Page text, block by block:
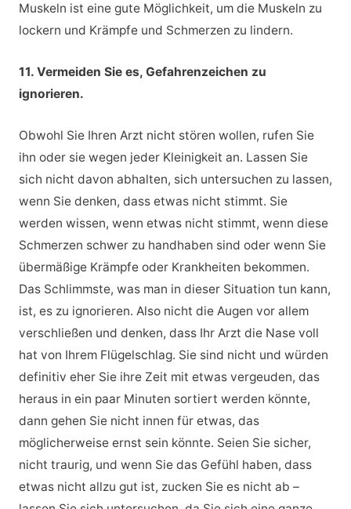
Muskeln ist eine gute Möglichkeit, um die Muskeln zu
lockern und Krämpfe und Schmerzen zu lindern.
11. Vermeiden Sie es, Gefahrenzeichen zu
ignorieren.
Obwohl Sie Ihren Arzt nicht stören wollen, rufen Sie
ihn oder sie wegen jeder Kleinigkeit an. Lassen Sie
sich nicht davon abhalten, sich untersuchen zu lassen,
wenn Sie denken, dass etwas nicht stimmt. Sie
werden wissen, wenn etwas nicht stimmt, wenn diese
Schmerzen schwer zu handhaben sind oder wenn Sie
übermäßige Krämpfe oder Krankheiten bekommen.
Das Schlimmste, was man in dieser Situation tun kann,
ist, es zu ignorieren. Also nicht die Augen vor allem
verschließen und denken, dass Ihr Arzt die Nase voll
hat von Ihrem Flügelschlag. Sie sind nicht und würden
definitiv eher Sie ihre Zeit mit etwas vergeuden, das
heraus in ein paar Minuten sortiert werden könnte,
dann gehen Sie nicht innen für etwas, das
möglicherweise ernst sein könnte. Seien Sie sicher,
nicht traurig, und wenn Sie das Gefühl haben, dass
etwas nicht allzu gut ist, zucken Sie es nicht ab –